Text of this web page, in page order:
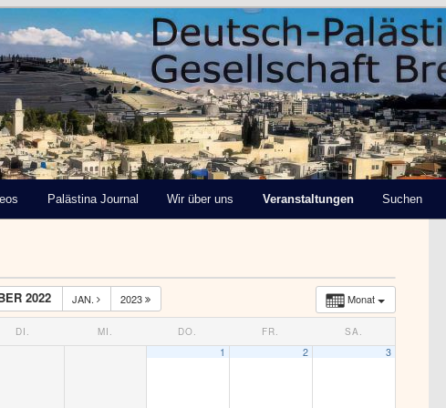
Gesellschaft
Palästina Journal Wir über uns Veranstaltungen Suchen
Monat
2022 JAN. 2023
DI. MI. DO. FR. SA.
1 2 3